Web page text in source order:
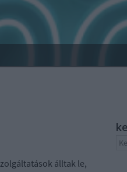
álltak le,